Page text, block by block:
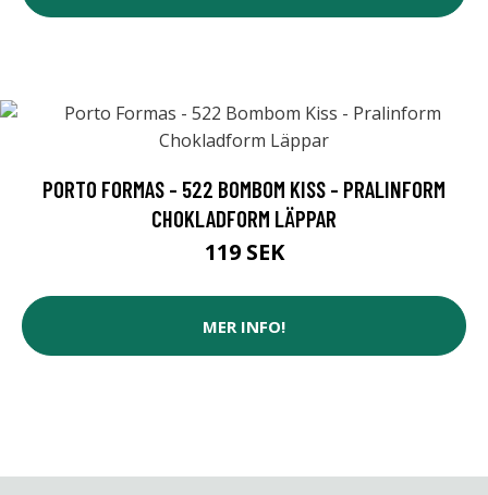
PORTO FORMAS - 522 BOMBOM KISS - PRALINFORM
CHOKLADFORM LÄPPAR
119 SEK
MER INFO!